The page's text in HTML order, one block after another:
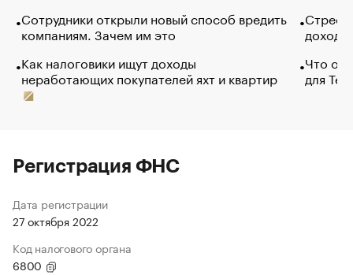
Сотрудники открыли новый способ вредить
компаниям. Зачем им это
Как налоговики ищут доходы
неработающих покупателей яхт и квартир
Что
для
Регистрация ФНС
Дата регистрации
27 октября 2022
Код налогового органа
6800